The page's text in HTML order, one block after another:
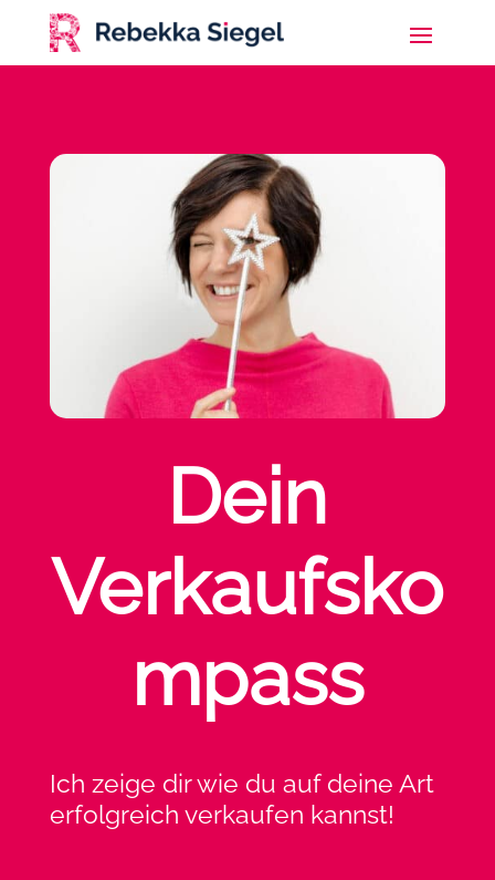
Dein
Verkaufsko
mpass
Ich zeige dir wie du auf deine Art
erfolgreich verkaufen kannst!